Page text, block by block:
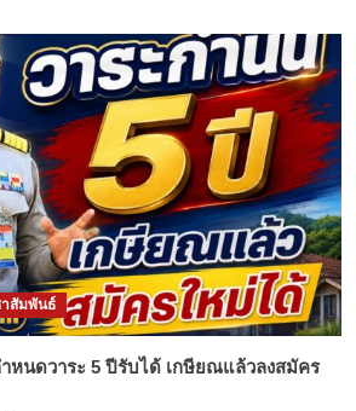
สัมพันธ์
หนดวาระ 5 ปีรับได้ เกษียณแล้วลงสมัคร